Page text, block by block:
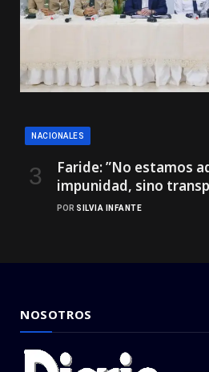
NACIONALES
Faride: ”No estamos
impunidad, sino
POR SILVIA INFANTE
NOSOTROS